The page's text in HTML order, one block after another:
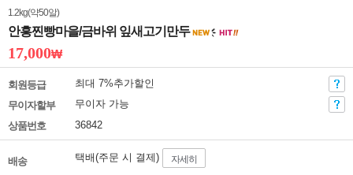
1.2kg(약50알)
안흥찐빵마을/금바위 잎새고기만두
17,000₩
회원등급
최대 7%추가할인
무이자할부
무이자 가능
상품번호
36842
배송 택배(주문 시 결제) 자세히